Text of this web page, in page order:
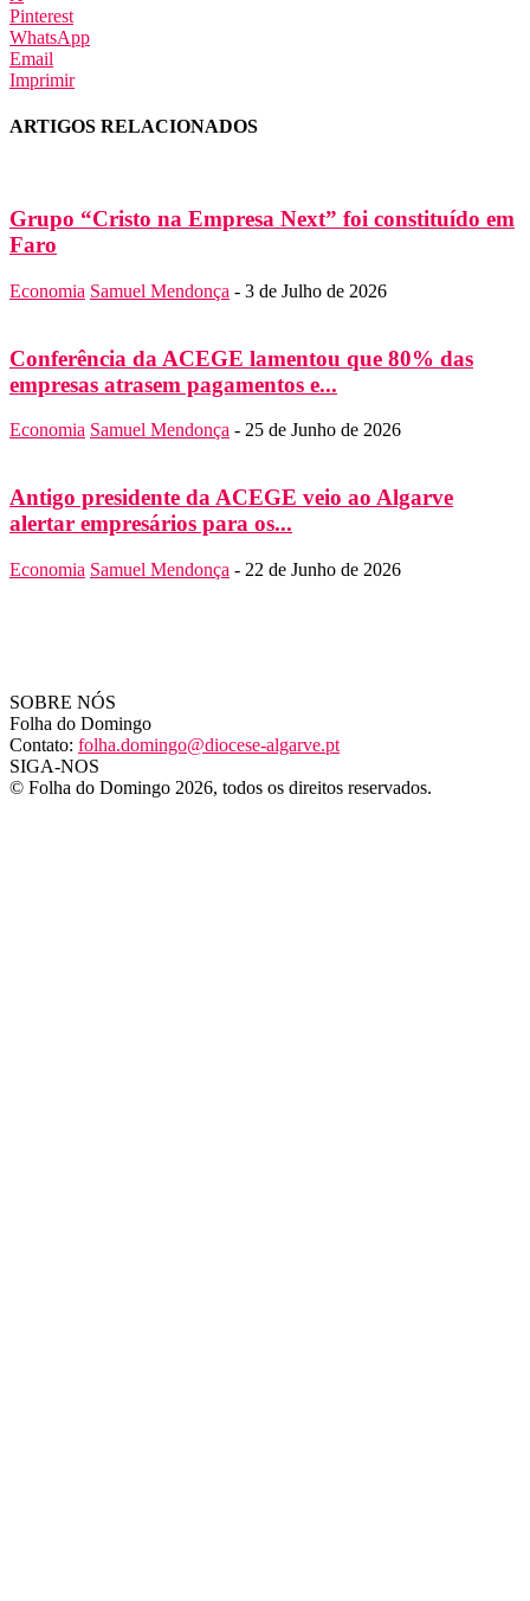
Pinterest
WhatsApp
Email
Imprimir
ARTIGOS RELACIONADOS
Grupo “Cristo na Empresa Next” foi constituído em
Faro
Economia Samuel Mendonça - 3 de Julho de 2026
Conferência da ACEGE lamentou que 80% das
empresas atrasem pagamentos e...
Economia Samuel Mendonça - 25 de Junho de 2026
Antigo presidente da ACEGE veio ao Algarve
alertar empresários para os...
Economia Samuel Mendonça - 22 de Junho de 2026
SOBRE NÓS
Folha do Domingo
Contato: folha.domingo@diocese-algarve.pt
SIGA-NOS
© Folha do Domingo 2026, todos os direitos reservados.